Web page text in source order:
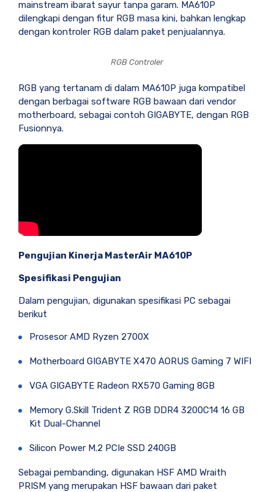
mainstream ibarat sayur tanpa garam. MA610P
dilengkapi dengan fitur RGB masa kini, bahkan lengkap
dengan kontroler RGB dalam paket penjualannya.
RGB Controler
RGB yang tertanam di dalam MA610P juga kompatibel
dengan berbagai software RGB bawaan dari vendor
motherboard, sebagai contoh GIGABYTE, dengan RGB
Fusionnya.
Pengujian Kinerja MasterAir MA610P
Spesifikasi Pengujian
Dalam pengujian, digunakan spesifikasi PC sebagai
berikut
Prosesor AMD Ryzen 2700X
Motherboard GIGABYTE X470 AORUS Gaming 7 WIFI
VGA GIGABYTE Radeon RX570 Gaming 8GB
Memory G.Skill Trident Z RGB DDR4 3200C14 16 GB
Kit Dual-Channel
Silicon Power M.2 PCIe SSD 240GB
Sebagai pembanding, digunakan HSF AMD Wraith
PRISM yang merupakan HSF bawaan dari paket